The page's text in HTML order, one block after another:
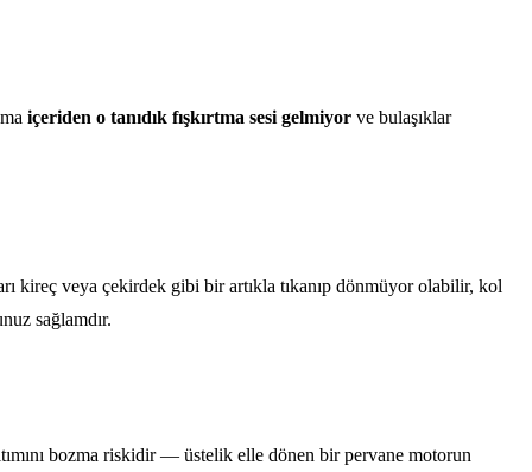
içeriden o tanıdık fışkırtma sesi gelmiyor ve bulaşıklar
kireç veya çekirdek gibi bir artıkla tıkanıp dönmüyor olabilir, kol
sağlamdır.
bozma riskidir — üstelik elle dönen bir pervane motorun